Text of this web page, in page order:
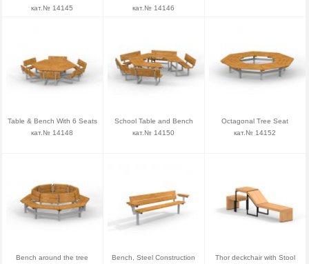
кат.№ 14145
кат.№ 14146
Table & Bench With 6 Seats
кат.№ 14148
School Table and Bench
кат.№ 14150
Octagonal Tree Seat
кат.№ 14152
Bench around the tree
Bench, Steel Construction
Thor deckchair with Stool